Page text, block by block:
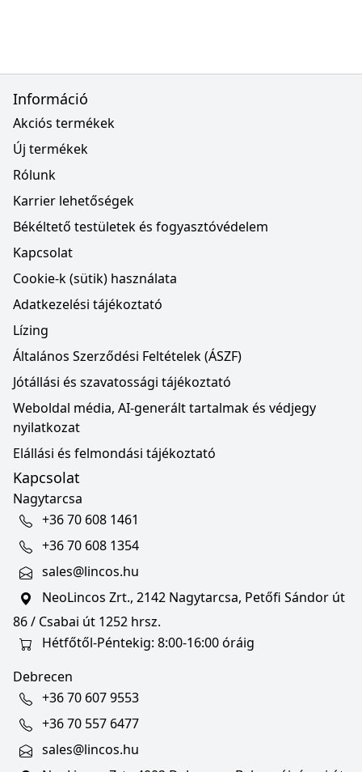
Információ
Akciós termékek
Új termékek
Rólunk
Karrier lehetőségek
Békéltető testületek és fogyasztóvédelem
Kapcsolat
Cookie-k (sütik) használata
Adatkezelési tájékoztató
Lízing
Általános Szerződési Feltételek (ÁSZF)
Jótállási és szavatossági tájékoztató
Weboldal média, AI-generált tartalmak és védjegy
nyilatkozat
Elállási és felmondási tájékoztató
Kapcsolat
Nagytarcsa
+36 70 608 1461
+36 70 608 1354
sales@lincos.hu
NeoLincos Zrt., 2142 Nagytarcsa, Petőfi Sándor út
86 / Csabai út 1252 hrsz.
Hétfőtől-Péntekig: 8:00-16:00 óráig
Debrecen
+36 70 607 9553
+36 70 557 6477
sales@lincos.hu